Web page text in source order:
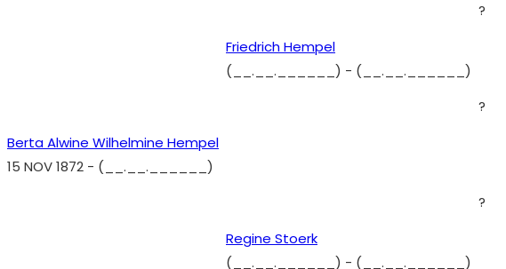
?
Friedrich Hempel
(__.__.______) - (__.__.______)
?
Berta Alwine Wilhelmine Hempel
15 NOV 1872 - (__.__.______)
?
Regine Stoerk
(__.__.______) - (__.__.______)